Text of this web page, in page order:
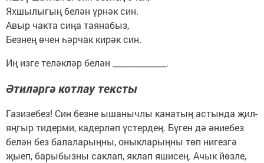
Яхшылыгың белән үрнәк син.
Авыр чакта сиңа таянабыз,
Безнең өчен һәрчак кирәк син.
Иң изге теләкләр белән _____________.
Әтиләргә котлау тексты
Газизебез! Син безне ышанычлы канатың астында җил-
яңгыр тидерми, кадерләп үстердең. Бүген дә әниебез
белән без балаларыңны, оныкларыңны төп нигезгә
җыеп, барыбызны саклап, яклап яшисең. Ачык йөзле,